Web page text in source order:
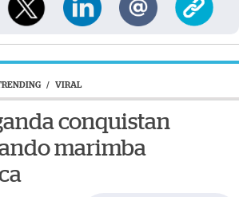
/ VIRAL
conquistan
marimba